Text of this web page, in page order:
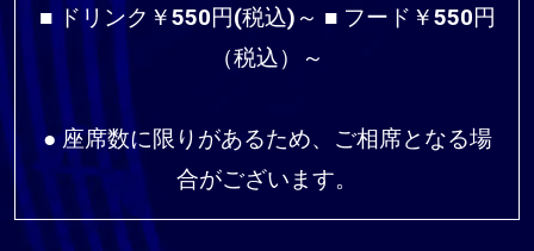
■ ドリンク￥550円(税込)～ ■ フード￥550円
（税込）～
● 座席数に限りがあるため、ご相席となる場
合がございます。